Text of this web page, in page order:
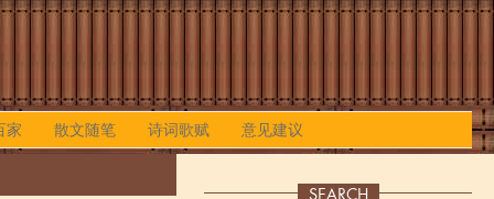
家 散文随笔 诗词歌赋 意见建议
SEARCH